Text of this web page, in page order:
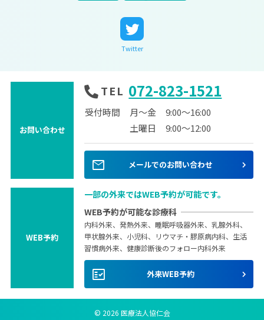
Twitter
お問い合わせ
TEL 072-823-1521
受付時間 月～金
9:00～16:00
土曜日
9:00～12:00
mail メールでのお問い合わせ
WEB予約
一部の外来ではWEB予約が可能です。
WEB予約が可能な診療科
内科外来、発熱外来、睡眠呼吸器外来、乳腺外科、
甲状腺外来、小児科、リウマチ・膠原病内科、生活
習慣病外来、健康診断後のフォロー内科外来
fact_check 外来WEB予約
© 2026 医療法人協仁会